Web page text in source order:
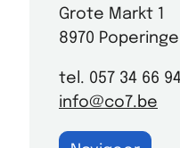
Grote Markt 1
8970 Poperinge
tel. 057 34 66
info@co7.be